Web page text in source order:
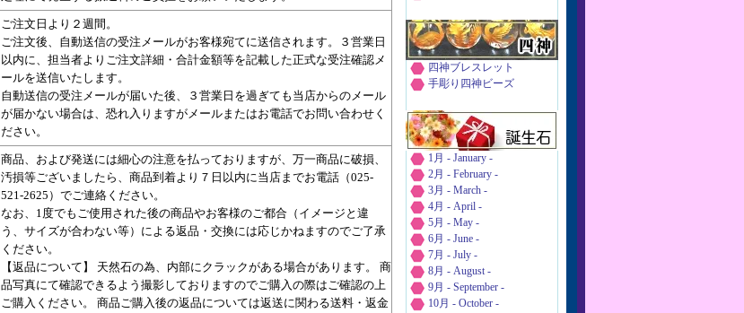
ご注文日より２週間。
ご注文後、自動送信の受注メールがお客様宛てに送信されます。３営業日
以内に、担当者よりご注文詳細・合計金額等を記載した正式な受注確認メ
ールを送信いたします。
自動送信の受注メールが届いた後、３営業日を過ぎても当店からのメール
が届かない場合は、恐れ入りますがメールまたはお電話でお問い合わせく
ださい。
商品、および発送には細心の注意を払っておりますが、万一商品に破損、
汚損等ございましたら、商品到着より７日以内に当店までお電話（025-
521-2625）でご連絡ください。
なお、1度でもご使用された後の商品やお客様のご都合（イメージと違
う、サイズが合わない等）による返品・交換には応じかねますのでご了承
ください。
【返品について】 天然石の為、内部にクラックがある場合があります。 商
品写真にて確認できるよう撮影しておりますのでご購入の際はご確認の上
ご購入ください。 商品ご購入後の返品については返送に関わる送料・返金
四神ブレスレット
手彫り四神ビーズ
1月 - January -
2月 - February -
3月 - March -
4月 - April -
5月 - May -
6月 - June -
7月 - July -
8月 - August -
9月 - September -
10月 - October -